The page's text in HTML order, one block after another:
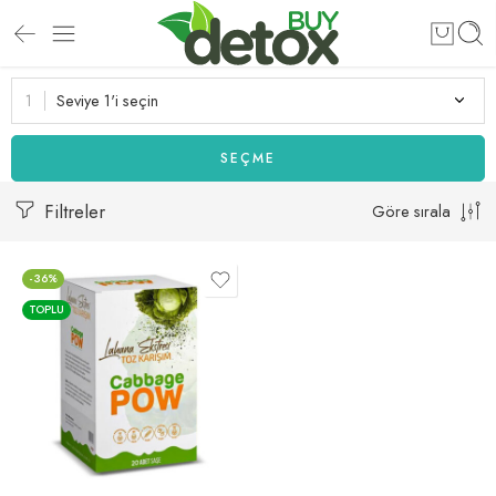
Seviye 1'i seçin
SEÇME
Filtreler Göre sırala
-36%
TOPLU